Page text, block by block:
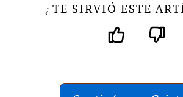
¿ TE SIRVIÓ ESTE